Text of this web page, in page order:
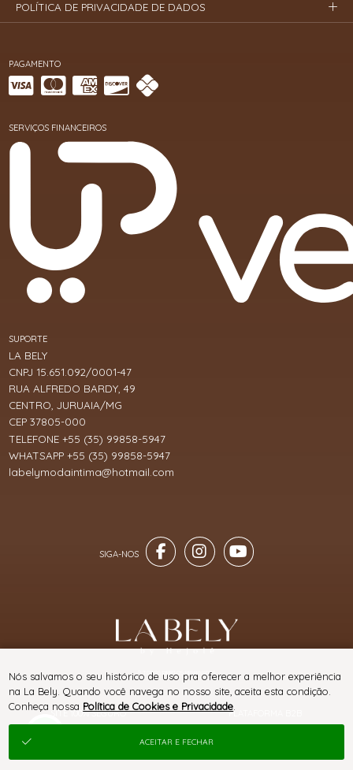
PAGAMENTO
SERVIÇOS FINANCEIROS
SITE 100% SEGURO PLATAFORMA B2B
SUPORTE
LA BELY
CNPJ 15.651.092/0001-47
RUA ALFREDO BARDY, 49
CENTRO, JURUAIA/MG
CEP 37805-000
TELEFONE +55 (35) 99858-5947
WHATSAPP +55 (35) 99858-5947
labelymodaintima@hotmail.com
POLÍTICA DE PRIVACIDADE DE DADOS
® TODOS DIREITOS RESERVADOS
Nós salvamos o seu histórico de uso pra oferecer a melhor experiência
na La Bely. Quando você navega no nosso site, aceita esta condição.
Conheça nossa Política de Cookies e Privacidade
ACEITAR E FECHAR